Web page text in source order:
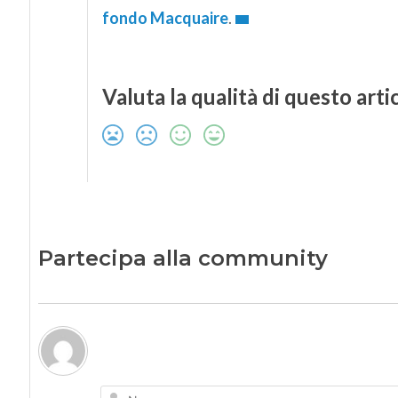
fondo Macquaire.
Valuta la qualità di questo
Partecipa alla community